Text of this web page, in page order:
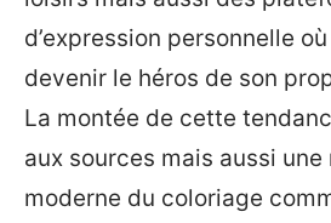
d’expression personnelle
devenir le héros de son
La montée de cette
aux sources mais aussi
moderne du coloriage